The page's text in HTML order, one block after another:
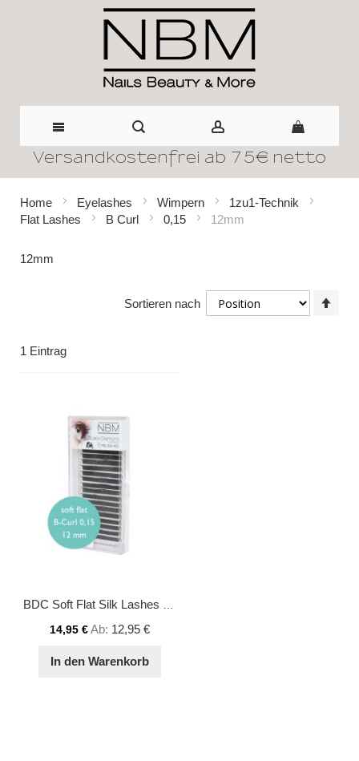
Direkt
Inhalt
Versandkostenfrei ab 75€ netto
Home Eyelashes Wimpern
1zu1-Technik
Flat Lashes
B Curl 0,15 12mm
12mm
1 Eintrag
Sortieren nach
14,95 €Ab 12,95 €
In den Warenkorb